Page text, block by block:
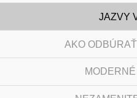
JAZVY
AKO